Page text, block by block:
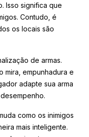
Isso significa que
Contudo, é
os locais são
de armas.
mira, empunhadura e
adapte sua arma
como os inimigos
mais inteligente.